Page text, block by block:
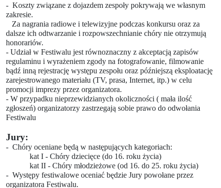
- Koszty związane z dojazdem zespoły pokrywają we własnym
zakresie.
Za nagrania radiowe i telewizyjne podczas konkursu oraz za
dalsze ich odtwarzanie i rozpowszechnianie chóry nie otrzymują
honorariów.
- Udział w Festiwalu jest równoznaczny z akceptacją zapisów
regulaminu i wyrażeniem zgody na fotografowanie, filmowanie
bądź inną rejestrację występu zespołu oraz późniejszą eksploatację
zarejestrowanego materiału (TV, prasa, Internet, itp.) w celu
promocji imprezy przez organizatora.
- W przypadku nieprzewidzianych okoliczności ( mała ilość
zgłoszeń) organizatorzy zastrzegają sobie prawo do odwołania
Festiwalu
Jury:
- Chóry oceniane będą w następujących kategoriach:
kat I - Chóry dziecięce (do 16. roku życia)
kat II - Chóry młodzieżowe (od 16. do 25. roku życia)
- Występy festiwalowe oceniać będzie Jury powołane przez
organizatora Festiwalu.